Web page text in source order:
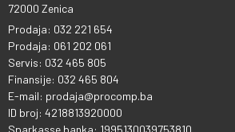
72000 Zenica
Prodaja: 032 221 654
Prodaja: 061 202 061
Servis: 032 465 805
Finansije: 032 465 804
E-mail: prodaja@procomp.ba
ID broj: 4218813920000